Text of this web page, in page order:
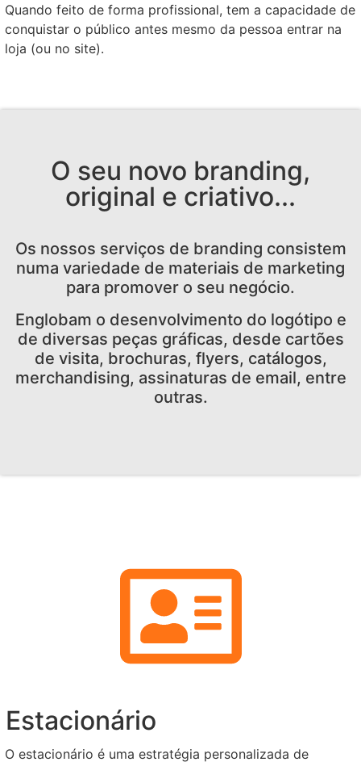
Quando feito de forma profissional, tem a capacidade de
conquistar o público antes mesmo da pessoa entrar na
loja (ou no site).
O seu novo branding,
original e criativo...
Os nossos serviços de branding consistem
numa variedade de materiais de marketing
para promover o seu negócio.
Englobam o desenvolvimento do logótipo e
de diversas peças gráficas, desde cartões
de visita, brochuras, flyers, catálogos,
merchandising, assinaturas de email, entre
outras.
Estacionário
O estacionário é uma estratégia personalizada de